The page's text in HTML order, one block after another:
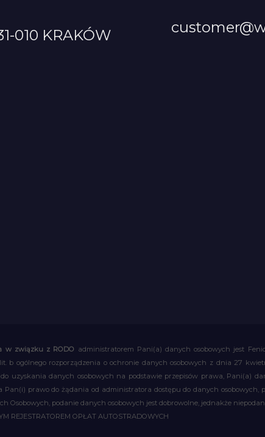
010 KRAKÓW
w związku z RODO administratorem Pani(a) danych osobowych jest
b ogólnego rozporządzenia o ochronie danych osobowych z dnia 27
uzyskania danych osobowych na podstawie przepisów prawa, Pani(a)
Pan(i) prawo do żądania od administratora dostępu do danych
Osobowych, podanie danych osobowych jest dobrowolne, jednakże
REJESTRATOREM OPŁAT AUTOSTRADOWYCH